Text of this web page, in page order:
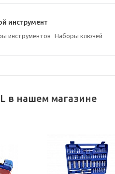
инструмент
инструментов Наборы ключей
в нашем магазине